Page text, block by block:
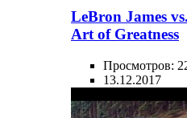
LeBron James
Art of Greatness
Просмотров:
13.12.2017